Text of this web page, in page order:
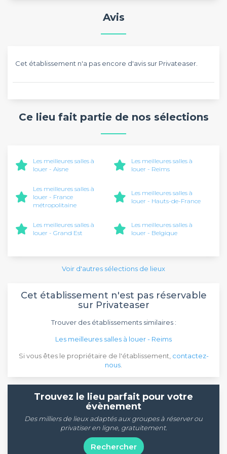
Avis
Cet établissement n'a pas encore d'avis sur Privateaser.
Ce lieu fait partie de nos sélections
Les meilleures salles à
louer - Aisne
Les meilleures salles à
louer - Reims
Les meilleures salles à
louer - France
métropolitaine
Les meilleures salles à
louer - Hauts-de-France
Les meilleures salles à
louer - Grand Est
Les meilleures salles à
louer - Belgique
Voir d'autres sélections de lieux
Cet établissement n'est pas réservable
sur Privateaser
Trouver des établissements similaires :
Les meilleures salles à louer - Reims
Si vous êtes le propriétaire de l'établissement, contactez-
nous
Trouvez le lieu parfait pour votre
évènement
Des milliers de lieux adaptés aux groupes à réserver ou
privatiser en ligne, gratuitement.
Rechercher